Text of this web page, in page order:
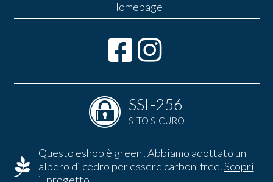
Homepage
SSL-256
SITO SICURO
Questo eshop è green! Abbiamo adottato un
albero di cedro per essere carbon-free.Scopri